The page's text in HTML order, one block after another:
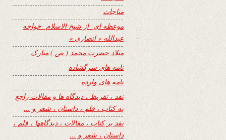
مناجات
موعظه ای از شیخ الاسلام خواجه
عبدالله « انصاری »
میلاد حضرت محمد ( ص ) مبارک
نامه های سرگشاده
نامه های وارده
نفد ، تقریظ ، دیدگاه ها و مقالات راجع
به کتاب ، فلم ، داستان ، شعر و …
نفد بر کتاب ، مقالات ، دیدگاهها ، فلم ،
داستان ، شعر و …